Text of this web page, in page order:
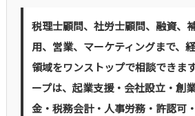
税理士顧問、社労士顧問、融資、
用、営業、マーケティングまで、
領域をワンストップで相談できま
ープは、起業支援・会社設立・創
金・税務会計・人事労務・許認可